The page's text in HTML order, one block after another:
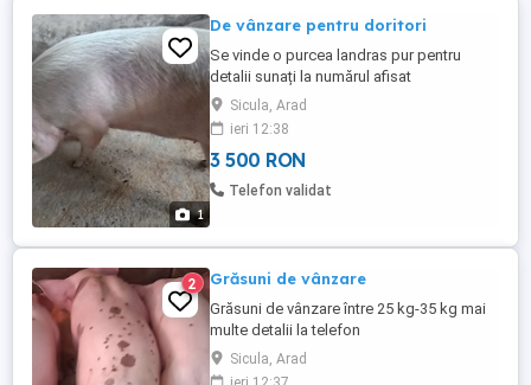
1
De vânzare pentru doritori
Se vinde o purcea landras pur pentru
detalii sunați la numărul afisat
Sicula, Arad
ieri 12:38
3 500 RON
Telefon validat
2 Grăsuni de vânzare
Grăsuni de vânzare între 25 kg-35 kg mai
multe detalii la telefon
Sicula, Arad